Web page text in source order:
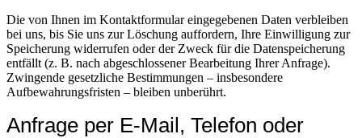
Die von Ihnen im Kontaktformular eingegebenen Daten verbleiben
bei uns, bis Sie uns zur Löschung auffordern, Ihre Einwilligung zur
Speicherung widerrufen oder der Zweck für die Datenspeicherung
entfällt (z. B. nach abgeschlossener Bearbeitung Ihrer Anfrage).
Zwingende gesetzliche Bestimmungen – insbesondere
Aufbewahrungsfristen – bleiben unberührt.
Anfrage per E-Mail, Telefon oder